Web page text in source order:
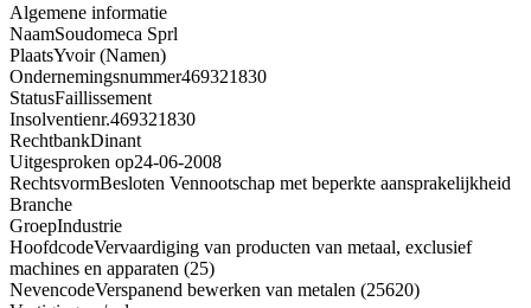
Algemene informatie
NaamSoudomeca Sprl
PlaatsYvoir (Namen)
Ondernemingsnummer469321830
StatusFaillissement
Insolventienr.469321830
RechtbankDinant
Uitgesproken op24-06-2008
RechtsvormBesloten Vennootschap met beperkte aansprakelijkheid
Branche
GroepIndustrie
HoofdcodeVervaardiging van producten van metaal, exclusief
machines en apparaten (25)
NevencodeVerspanend bewerken van metalen (25620)